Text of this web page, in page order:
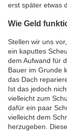
erst später etwas
Wie Geld
Stellen wir uns
ein kaputtes
dem Aufwand für
Bauer im Grunde
das Dach
Ist das jedoch
vielleicht zum
dafür ein paar
vielleicht dem
herzugeben.